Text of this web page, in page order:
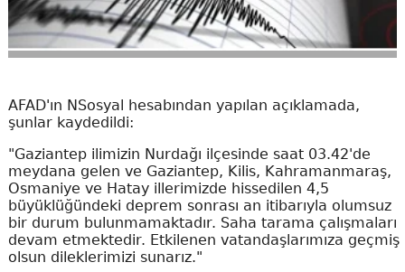
AFAD'ın NSosyal hesabından yapılan açıklamada,
şunlar kaydedildi:
"Gaziantep ilimizin Nurdağı ilçesinde saat 03.42'de
meydana gelen ve Gaziantep, Kilis, Kahramanmaraş,
Osmaniye ve Hatay illerimizde hissedilen 4,5
büyüklüğündeki deprem sonrası an itibarıyla olumsuz
bir durum bulunmamaktadır. Saha tarama çalışmaları
devam etmektedir. Etkilenen vatandaşlarımıza geçmiş
olsun dileklerimizi sunarız."